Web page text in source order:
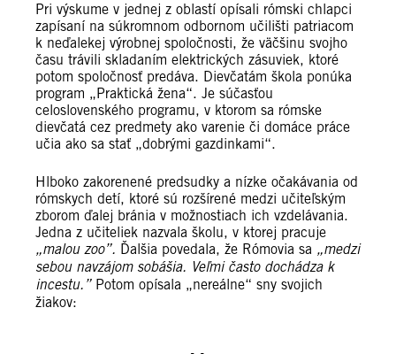
Pri výskume v jednej z oblastí opísali rómski chlapci
zapísaní na súkromnom odbornom učilišti patriacom
k neďalekej výrobnej spoločnosti, že väčšinu svojho
času trávili skladaním elektrických zásuviek, ktoré
potom spoločnosť predáva. Dievčatám škola ponúka
program „Praktická žena“. Je súčasťou
celoslovenského programu, v ktorom sa rómske
dievčatá cez predmety ako varenie či domáce práce
učia ako sa stať „dobrými gazdinkami“.
Hlboko zakorenené predsudky a nízke očakávania od
rómskych detí, ktoré sú rozšírené medzi učiteľským
zborom ďalej bránia v možnostiach ich vzdelávania.
Jedna z učiteliek nazvala školu, v ktorej pracuje
„malou zoo”. Ďalšia povedala, že Rómovia sa „medzi
sebou navzájom sobášia. Veľmi často dochádza k
incestu.”Potom opísala „nereálne“ sny svojich
žiakov: